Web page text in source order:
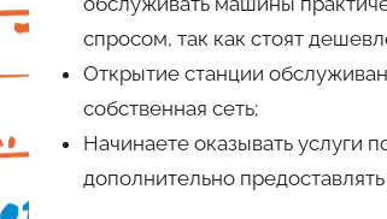
спросом, так как стоят
Открытие станции
собственная сеть;
Начинаете оказывать услуги
дополнительно